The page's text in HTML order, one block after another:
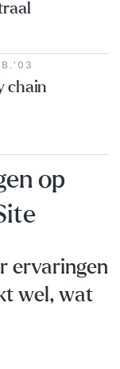
chain
op
ervaringen
wel, wat